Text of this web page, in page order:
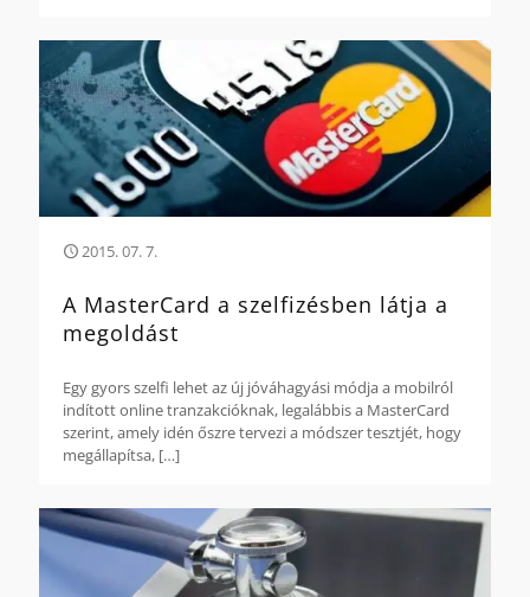
2015. 07. 7.
A MasterCard a szelfizésben látja a
megoldást
Egy gyors szelfi lehet az új jóváhagyási módja a mobilról
indított online tranzakcióknak, legalábbis a MasterCard
szerint, amely idén őszre tervezi a módszer tesztjét, hogy
megállapítsa, […]